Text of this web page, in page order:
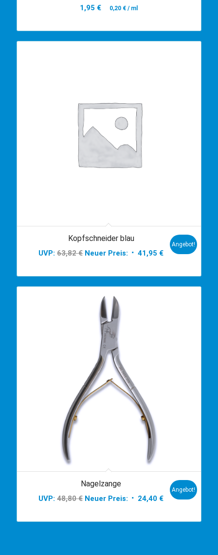
1,95 € 0,20 € / ml
Kopfschneider blau
UVP: 63,82€ Ursprünglicher
Neuer Preis: 41,95 €Aktueller
Angebot!
Nagelzange
UVP: 48,80€ Ursprünglicher
Neuer Preis: 24,40 €Aktueller
Angebot!